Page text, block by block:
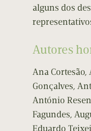
alguns dos
Autores
Ana
Gonçalves,
António
Fagundes,
Eduardo